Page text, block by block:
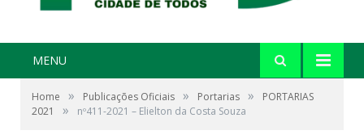
MENU
Home » Publicações Oficiais » Portarias »
PORTARIAS
2021
» nº411-2021 – Elielton da Costa Souza